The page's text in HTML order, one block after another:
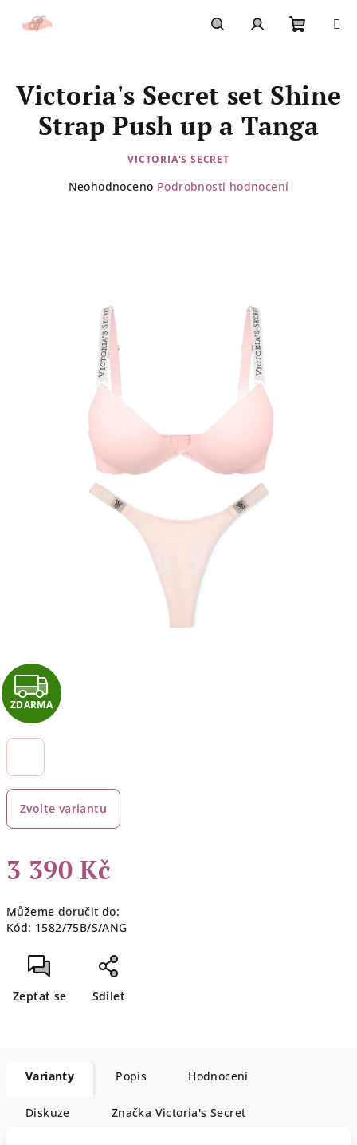
košík
Zvolte variantu
3 390 Kč
cena:
Můžeme doručit do:
Kód: 1582/75B/S/ANG
Zeptat se Sdílet
Victoria's Secret set Shine
Strap Push up a Tanga
VICTORIA'S SECRET
Průměrné
Neohodnoceno Podrobnosti hodnocení
Z
D
R
M
A
ZDARMA
Varianty Popis Hodnocení
Diskuze Značka Victoria's Secret